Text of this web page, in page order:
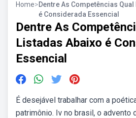
Home>Dentre As Competências
é Considerada Essencial
Dentre As
Listadas Abaixo é
Essencial
É desejável trabalhar com a
patrimônio. Iv no brasil, o advento